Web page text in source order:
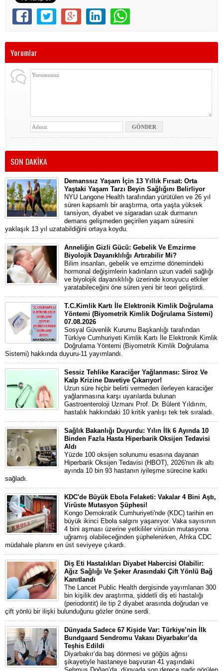
Yorumlar
SON DAKİKA
Demanssız Yaşam İçin 13 Yıllık Fırsat: Orta
Yaştaki Yaşam Tarzı Beyin Sağlığını Belirliyor
NYU Langone Health tarafından yürütülen ve 26 yıl
süren kapsamlı bir araştırma, orta yaşta yüksek
tansiyon, diyabet ve sigaradan uzak durmanın
demans gelişmeden geçirilen yaşam süresini
yaklaşık 13 yıl uzatabildiğini ortaya koydu.
Anneliğin Gizli Gücü: Gebelik Ve Emzirme
Biyolojik Dayanıklılığı Artırabilir Mi?
Bilim insanları, gebelik ve emzirme dönemindeki
hormonal değişimlerin kadınların uzun vadeli sağlığı
ve biyolojik dayanıklılığı üzerinde koruyucu etkiler
yaratabileceğini öne süren yeni bir teori geliştirdi.
T.C.Kimlik Kartı İle Elektronik Kimlik Doğrulama
Yöntemi (Biyometrik Kimlik Doğrulama Sistemi)
07.08.2026
Sosyal Güvenlik Kurumu Başkanlığı tarafından
Türkiye Cumhuriyeti Kimlik Kartı İle Elektronik Kimlik
Doğrulama Yöntemi (Biyometrik Kimlik Doğrulama
Sistemi) hakkında duyuru-11 yayımlandı.
Sessiz Tehlike Karaciğer Yağlanması: Siroz Ve
Kalp Krizine Davetiye Çıkarıyor!
Uzun süre hiçbir belirti vermeden ilerleyen karaciğer
yağlanmasına karşı uyarılarda bulunan
Gastroenteroloji Uzmanı Prof. Dr. Bülent Yıldırım,
hastalık hakkındaki 10 kritik yanlışı tek tek sıraladı.
Sağlık Bakanlığı Duyurdu: Yılın İlk 6 Ayında 10
Binden Fazla Hasta Hiperbarik Oksijen Tedavisi
Aldı
Yüzde 100 oksijen solunumu esasına dayanan
Hiperbarik Oksijen Tedavisi (HBOT), 2026'nın ilk altı
ayında 10 bin 93 hastanın iyileşme sürecine katkı
sağladı.
KDC'de Büyük Ebola Felaketi: Vakalar 4 Bini Aştı,
Virüste Mutasyon Şüphesi!
Kongo Demokratik Cumhuriyeti'nde (KDC) tarihin en
büyük ikinci Ebola salgını yaşanıyor. Vaka sayısının
4 bini aşması üzerine yetkililer virüsün mutasyona
uğramış olabileceğinden şüphelenirken, Afrika CDC
müdahale planını en üst seviyeye çıkardı.
Diş Eti Hastalıkları Diyabet Habercisi Olabilir:
Ağız Sağlığı Ve Şeker Arasındaki Çift Yönlü Bağ
Kanıtlandı
The Lancet Public Health dergisinde yayımlanan 300
bin kişilik dev araştırma, şiddetli diş eti hastalığı
(periodontit) ile tip 2 diyabet arasında doğrudan ve
çift yönlü bir ilişki bulunduğunu gözler önüne serdi.
Dünyada Sadece 67 Kişide Var: Türkiye’nin İlk
Bundgaard Sendromu Vakası Diyarbakır’da
Teşhis Edildi
Diyarbakır’da baş dönmesi ve göğüs ağrısı
şikayetiyle hastaneye başvuran 41 yaşındaki